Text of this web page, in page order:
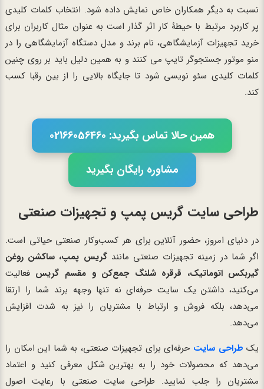
نسبت به دیگر همکاران خاص نمایش داده شود. انتخاب کلمات کلیدی
پر کاربرد مرتبط با حیطۀ کار اثر گذار است به عنوان مثال کاربران برای
خرید تجهیزات آزمایشگاهی، نام برند و مدل دستگاه آزمایشگاهی را در
منو موتور جستجوگر تایپ می کنند و به همین دلیل باید بر روی چنین
کلمات کلیدی سئو نویسی شود تا جایگاه بالایی را از بین رقبا کسب
کند.
همین حالا تماس بگیرید: 02166056460
مشاوره رایگان بگیرید
طراحی سایت گریس پمپ و تجهیزات صنعتی
در دنیای امروز، حضور آنلاین برای هر کسب‌وکار صنعتی حیاتی است.
اگر شما در زمینه تجهیزات صنعتی مانندگریس پمپ، ساکشن روغن
گیربکس اتوماتیک، قرقره شلنگ جمع‌کن و مقسم گریس فعالیت
می‌کنید، داشتن یک سایت حرفه‌ای نه تنها وجهه برند شما را ارتقا
می‌دهد، بلکه فروش و ارتباط با مشتریان را نیز به شدت افزایش
می‌دهد.
یک طراحی سایت حرفه‌ای برای تجهیزات صنعتی، به شما این امکان را
می‌دهد که محصولات خود را به بهترین شکل معرفی کنید و اعتماد
مشتریان را جلب نمایید. طراحی سایت صنعتی با رعایت اصول